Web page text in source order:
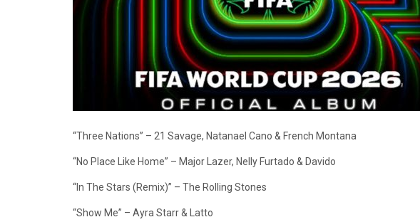
“Three Nations” – 21 Savage, Natanael Cano & French Montana
“No Place Like Home” – Major Lazer, Nelly Furtado & Davido
“In The Stars (Remix)” – The Rolling Stones
“Show Me” – Ayra Starr & Latto